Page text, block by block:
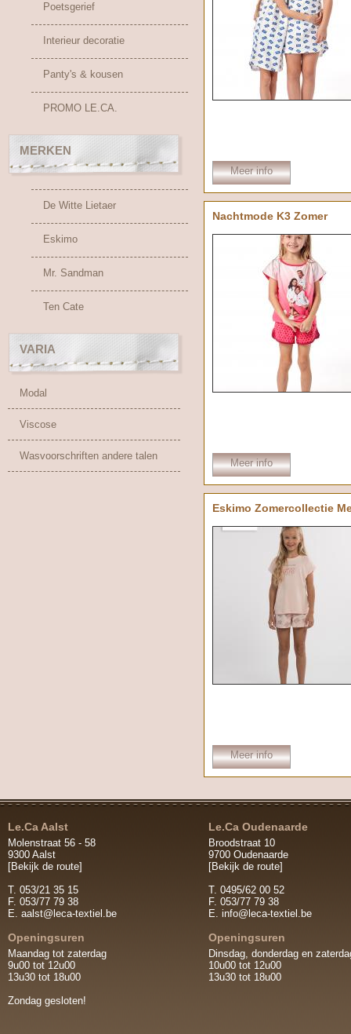
Poetsgerief
Interieur decoratie
Panty's & kousen
PROMO LE.CA.
MERKEN
De Witte Lietaer
Eskimo
Mr. Sandman
Ten Cate
VARIA
Modal
Viscose
Wasvoorschriften andere talen
Meer info
Nachtmode K3 Zomer
Meer info
Eskimo Zomercollectie
Meer info
Le.Ca Aalst
Molenstraat 56 - 58
9300 Aalst
[Bekijk de route]
T. 053/21 35 15
F. 053/77 79 38
E. aalst@leca-textiel.be
Openingsuren
Maandag tot zaterdag
9u00 tot 12u00
13u30 tot 18u00
Zondag gesloten!
Le.Ca Oudenaarde
Broodstraat 10
9700 Oudenaarde
[Bekijk de route]
T. 0495/62 00 52
F. 053/77 79 38
E. info@leca-textiel.be
Openingsuren
Dinsdag, donderdag en
10u00 tot 12u00
13u30 tot 18u00